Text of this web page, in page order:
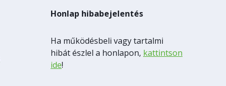
Honlap hibabejelentés
Ha működésbeli vagy tartalmi
hibát észlel a honlapon, kattintson
ide!